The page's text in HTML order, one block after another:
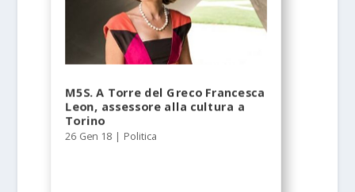
M5S. A Torre del Greco Francesca
Leon, assessore alla cultura a
Torino
26 Gen 18 | Politica